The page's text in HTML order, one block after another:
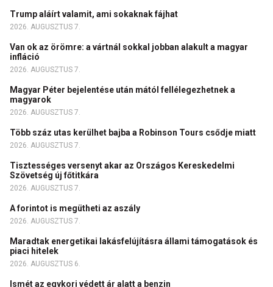
Trump aláírt valamit, ami sokaknak fájhat
2026. AUGUSZTUS 7.
Van ok az örömre: a vártnál sokkal jobban alakult a magyar
infláció
2026. AUGUSZTUS 7.
Magyar Péter bejelentése után mától fellélegezhetnek a
magyarok
2026. AUGUSZTUS 7.
Több száz utas kerülhet bajba a Robinson Tours csődje miatt
2026. AUGUSZTUS 7.
Tisztességes versenyt akar az Országos Kereskedelmi
Szövetség új főtitkára
2026. AUGUSZTUS 7.
A forintot is megütheti az aszály
2026. AUGUSZTUS 7.
Maradtak energetikai lakásfelújításra állami támogatások és
piaci hitelek
2026. AUGUSZTUS 6.
Ismét az egykori védett ár alatt a benzin